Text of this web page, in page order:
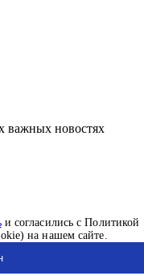
и согласились с Политикой
на нашем сайте.
важных новостях